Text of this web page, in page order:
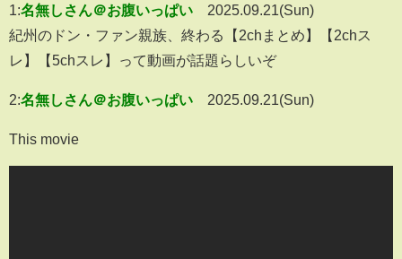
1:名無しさん＠お腹いっぱい
2025.09.21(Sun)
紀州のドン・ファン親族、終わる【2chまとめ】【2chス
レ】【5chスレ】って動画が話題らしいぞ
2:名無しさん＠お腹いっぱい 2025.09.21(Sun)
This movie